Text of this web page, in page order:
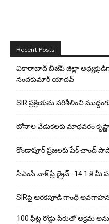
Recent Posts
వికారాబాద్ బీజేపీ జిల్లా
నందకుమార్ యాదవ్
SIR ప్రక్రియను పరిశీలించి
బోనాల వేడుకలకు మాధవరం
కొండాపూర్ ప్రజలకు షేక్ చాంద్
సీఎంసీ వాక్ ఫ్రీ డ్రైవ్.. 14.1
SIRపై ఆరెకపూడి గాంధీ
100 ఫీట్ల రోడ్డు పేరుతో అక్రమ